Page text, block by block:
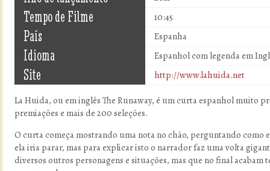
Tempo de Filme 10:45
País Espanha
Idioma Espanhol com legenda em
Site http://www.lahuida.net
La Huida, ou em inglês The Runaway, é um curta espanhol muito
premiações e mais de 200 seleções.
O curta começa mostrando uma nota no chão, perguntando como
ela iria parar, mas para explicar isto o narrador faz uma volta
diversos outros personagens e situações, mas que no final acabam